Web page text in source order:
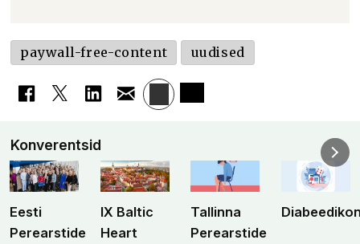
paywall-free-content uudised
Konverentsid
Eesti
Perearstide
IX Baltic
Heart
Tallinna
Perearstide